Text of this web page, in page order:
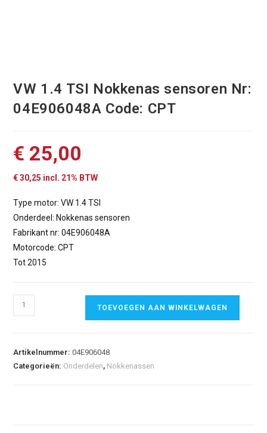
VW 1.4 TSI Nokkenas sensoren Nr:
04E906048A Code: CPT
€ 25,00
€30,25 incl. 21% BTW
Type motor: VW 1.4 TSI
Onderdeel: Nokkenas sensoren
Fabrikant nr: 04E906048A
Motorcode: CPT
Tot 2015
TOEVOEGEN AAN WINKELWAGEN
Artikelnummer:04E906048
Categorieën: Onderdelen, Nokkenassen